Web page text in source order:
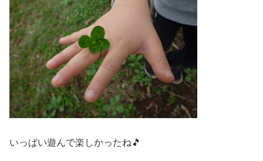
いっぱい遊んで楽しかったね🎵